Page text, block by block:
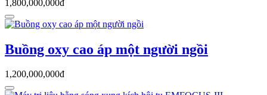
1,800,000,000đ
Buồng oxy cao áp một người ngồi
1,200,000,000đ